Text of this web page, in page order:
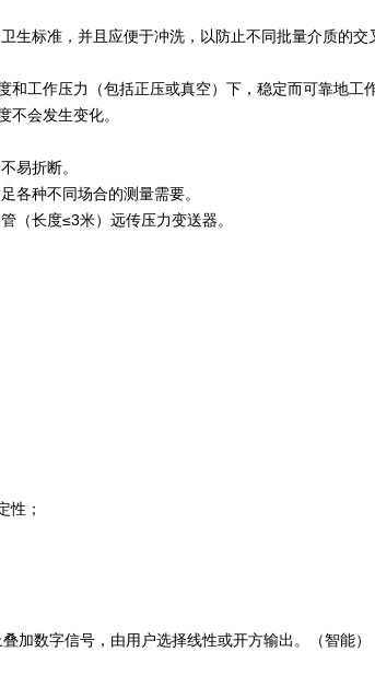
标准，并且应便于冲洗，以防止不同批量介质的交
工作压力（包括正压或真空）下，稳定而可靠地工作
不会发生变化。
易折断。
各种不同场合的测量需要。
（长度≤3米）远传压力变送器。
性；
加数字信号，由用户选择线性或开方输出。（智能）